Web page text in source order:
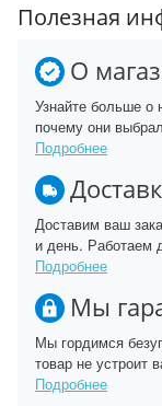
Полезная
О
Узнайте больше о
почему они
Подробнее
Доставим ваш
и день. Работаем
Подробнее
Мы
Мы гордимся
товар не устроит
Подробнее